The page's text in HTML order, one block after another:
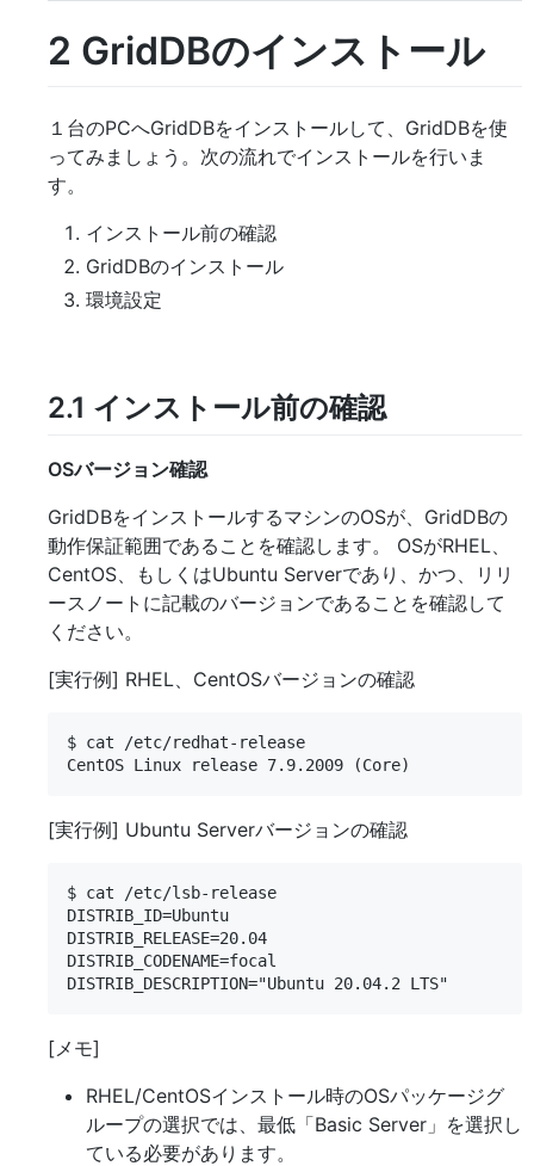
2 GridDBのインストール
１台のPCへGridDBをインストールして、GridDBを使
ってみましょう。次の流れでインストールを行いま
す。
インストール前の確認
GridDBのインストール
環境設定
2.1 インストール前の確認
OSバージョン確認
GridDBをインストールするマシンのOSが、GridDBの
動作保証範囲であることを確認します。 OSがRHEL、
CentOS、もしくはUbuntu Serverであり、かつ、リリ
ースノートに記載のバージョンであることを確認して
ください。
[実行例] RHEL、CentOSバージョンの確認
$ cat /etc/redhat-release
[実行例] Ubuntu Serverバージョンの確認
$ cat /etc/lsb-release
DISTRIB_ID=Ubuntu
DISTRIB_RELEASE=20.04
DISTRIB_CODENAME=focal
[メモ]
RHEL/CentOSインストール時のOSパッケージグ
ループの選択では、最低「Basic Server」を選択し
ている必要があります。